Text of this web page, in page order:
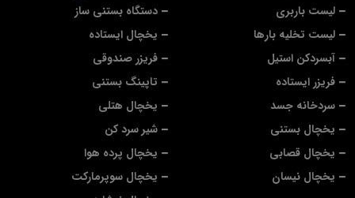
دستگاه بستنی ساز
یخچال ایستاده
فریزر صندوقی
تاپینگ بستنی
یخچال هتلی
شیر سرد کن
یخچال پرده هوا
یخچال سوپرمارکت
لیست باربری
لیست تخلیه بارها
آبسردکن استیل
فریزر ایستاده
سردخانه جسد
یخچال بستنی
یخچال قصابی
یخچال نیسان